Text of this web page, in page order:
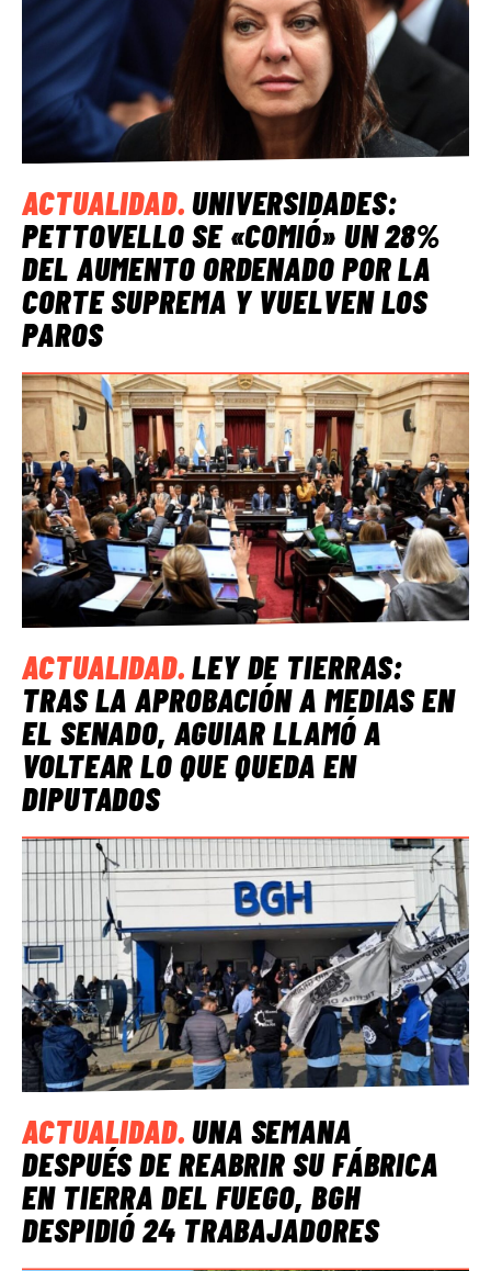
ACTUALIDAD.UNIVERSIDADES:
PETTOVELLO SE «COMIÓ» UN 28%
DEL AUMENTO ORDENADO POR LA
CORTE SUPREMA Y VUELVEN LOS
PAROS
ACTUALIDAD.LEY DE TIERRAS:
TRAS LA APROBACIÓN A MEDIAS EN
EL SENADO, AGUIAR LLAMÓ A
VOLTEAR LO QUE QUEDA EN
DIPUTADOS
ACTUALIDAD.UNA SEMANA
DESPUÉS DE REABRIR SU FÁBRICA
EN TIERRA DEL FUEGO, BGH
DESPIDIÓ 24 TRABAJADORES